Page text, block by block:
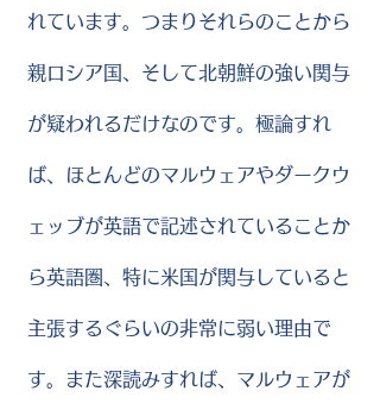
れています。つまりそれらのことから
親ロシア国、そして北朝鮮の強い関与
が疑われるだけなのです。極論すれ
ば、ほとんどのマルウェアやダークウ
ェッブが英語で記述されていることか
ら英語圏、特に米国が関与していると
主張するぐらいの非常に弱い理由で
す。また深読みすれば、マルウェアが